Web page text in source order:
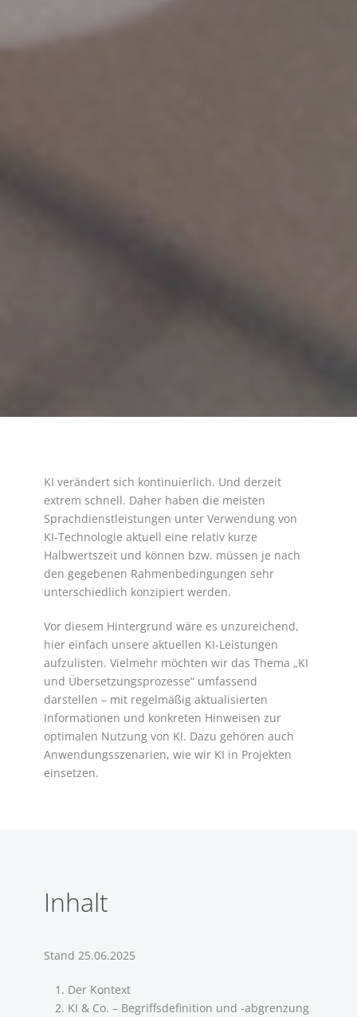
KI verändert sich kontinuierlich. Und derzeit
extrem schnell. Daher haben die meisten
Sprachdienstleistungen unter Verwendung von
KI-Technologie aktuell eine relativ kurze
Halbwertszeit und können bzw. müssen je nach
den gegebenen Rahmenbedingungen sehr
unterschiedlich konzipiert werden.
Vor diesem Hintergrund wäre es unzureichend,
hier einfach unsere aktuellen KI-Leistungen
aufzulisten. Vielmehr möchten wir das Thema „KI
und Übersetzungsprozesse“ umfassend
darstellen – mit regelmäßig aktualisierten
Informationen und konkreten Hinweisen zur
optimalen Nutzung von KI. Dazu gehören auch
Anwendungsszenarien, wie wir KI in Projekten
einsetzen.
Inhalt
Stand 25.06.2025
Der Kontext
KI & Co. – Begriffsdefinition und -abgrenzung